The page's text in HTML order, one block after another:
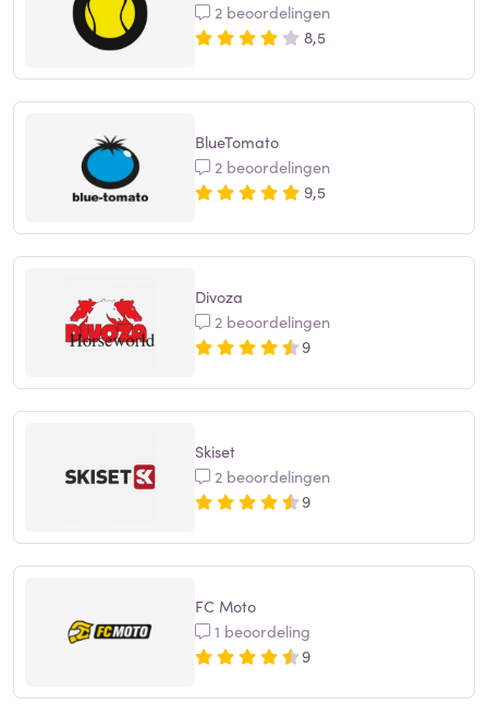
2 beoordelingen
8,5
BlueTomato
2 beoordelingen
9,5
Divoza
2 beoordelingen
9
Skiset
2 beoordelingen
9
FC Moto
1 beoordeling
9